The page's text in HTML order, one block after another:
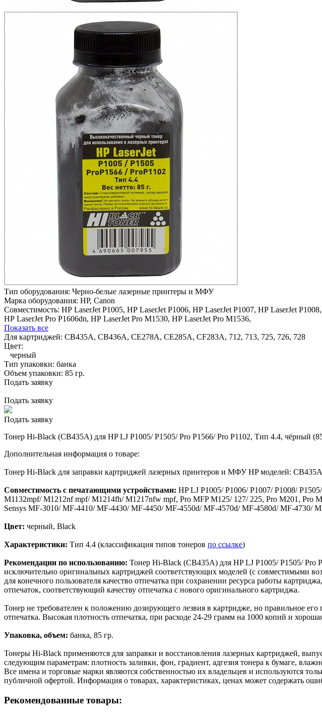
Тип оборудования: Черно-белые лазерные принтеры и МФУ
Марка оборудования: HP, Canon
Совместимость: HP LaserJet P1005, HP LaserJet P1006, HP LaserJet P1007, HP LaserJet P1008,
HP LaserJet Pro P1606dn, HP LaserJet Pro M1530, HP LaserJet Pro M1536,
Показать все
Для картриджей: СB435A, CB436A, CE278A, CE285A, CF283A, 712, 713, 725, 726, 728
Цвет:
черный
Тип упаковки: банка
Объем упаковки: 85 гр.
Подать заявку
Подать заявку
Подать заявку
Тонер Hi-Black (CB435A) для HP LJ P1005/ P1505/ Pro P1566/ Pro P1102, Тип 4.4, чёрный
Дополнительная информация о товаре:
Тонер Hi-Black для заправки картриджей лазерных принтеров и МФУ HP моделей:
Совместимость с печатающими устройствами: HP LJ P1005/ P1006/ P1007/ P1008/
M1132mpf/ M1212nf mpf/ M1214fh/ M1217nfw mpf, Pro MFP M125/ 127/ 225, Pro M201,
Sensys MF-3010/ MF-4410/ MF-4430/ MF-4450/ MF-4550d/ MF-4570d/ MF-4580d/ MF-4730/
Цвет: черный, Black
Характеристики: Тип 4.4 (классификация типов тонеров по ссылке)
Рекомендации по использованию: Тонер Hi-Black (CB435A) для HP LJ P1005/ P1505/ Pro
исключительно оригинальных картриджей соответствующих моделей (с совместимыми
для конечного пользователя качество отпечатка при сохранении ресурса работы
отпечаток, соответствующий качеству отпечатка с нового оригинального картриджа.
Тонер не требователен к положению дозирующего лезвия в картридже, но правильное
отпечатка. Высокая плотность отпечатка, при расходе 24-29 грамм на 1000 копий и
Упаковка, объем: банка, 85 гр.
Тонеры Hi-Black применяются для заправки и восстановления лазерных картриджей,
следующим параметрам: плотность заливки, фон, градиент, адгезия тонера к бумаге,
Все имена и торговые марки являются собственностью их владельцев и используются
публичной офертой. Информация о товарах, характеристиках, ценах может содержать
Рекомендованные товары: